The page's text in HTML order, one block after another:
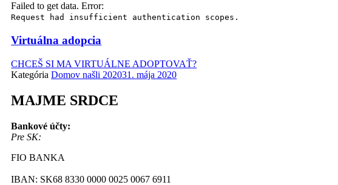
Failed to get data. Error:
Request had insufficient authentication scopes.
Virtuálna adopcia
CHCEŠ SI MA VIRTUÁLNE ADOPTOVAŤ?
KategóriaDomov našli 202031. mája 2020
MAJME SRDCE
Bankové účty:
Pre SK:
FIO BANKA
IBAN: SK68 8330 0000 0025 0067 6911